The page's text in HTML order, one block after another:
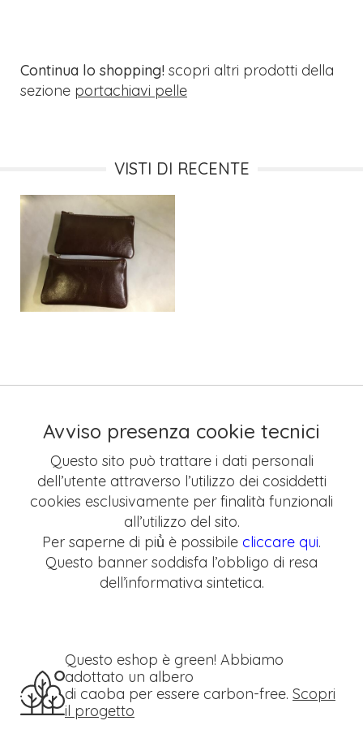
Continua lo shopping! scopri altri prodotti della
sezione portachiavi pelle
VISTI DI RECENTE
Avviso presenza cookie tecnici
Questo sito può trattare i dati personali
dell’utente attraverso l’utilizzo dei cosiddetti
cookies esclusivamente per finalità funzionali
all’utilizzo del sito.
Per saperne di più̀ è possibile cliccare qui.
Questo banner soddisfa l’obbligo di resa
dell’informativa sintetica.
Questo eshop è green! Abbiamo
adottato un albero
di caoba per essere carbon-free. Scopri
il progetto